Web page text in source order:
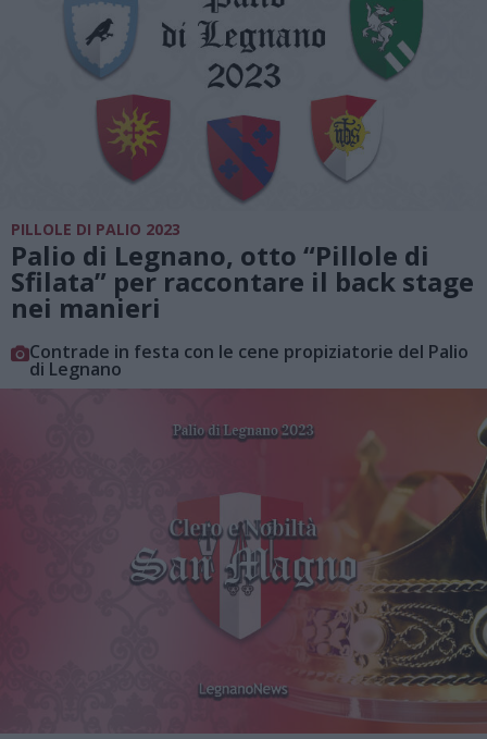
PILLOLE DI PALIO 2023
Palio di Legnano, otto “Pillole di
Sfilata” per raccontare il back stage
nei manieri
Contrade in festa con le cene propiziatorie del Palio
di Legnano